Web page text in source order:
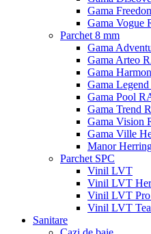
Gama
Gama Vogue
Parchet 8 mm
Gama
Gama Arteo
Gama
Gama
Gama Pool
Gama Trend
Gama Vision
Gama Ville
Manor
Parchet SPC
Vinil LVT
Vinil LVT
Vinil LVT Pro
Vinil LVT
Sanitare